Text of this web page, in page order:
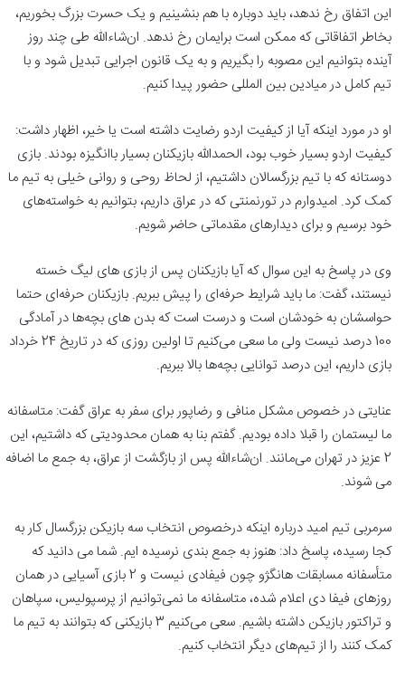
این اتفاق رخ ندهد، باید دوباره با هم بنشینیم و یک حسرت بزرگ بخوریم،
بخاطر اتفاقاتی که ممکن است برایمان رخ ندهد. ان‌شاءالله طی چند روز
آینده بتوانیم این مصوبه را بگیریم و به یک قانون اجرایی تبدیل شود و با
تیم کامل در میادین بین المللی حضور پیدا کنیم.
او در مورد اینکه آیا از کیفیت اردو رضایت داشته است یا خیر، اظهار داشت:
کیفیت اردو بسیار خوب بود، الحمدالله بازیکنان بسیار باانگیزه بودند. بازی
دوستانه که با تیم بزرگسالان داشتیم، از لحاظ روحی و روانی خیلی به تیم ما
کمک کرد. امیدوارم در تورنمنتی که در عراق داریم، بتوانیم به خواسته‌های
خود برسیم و برای دیدارهای مقدماتی حاضر شویم.
وی در پاسخ به این سوال که آیا بازیکنان پس از بازی های لیگ خسته
نیستند، گفت: ما باید شرایط حرفه‌ای را پیش ببریم. بازیکنان حرفه‌ای حتما
حواسشان به خودشان است و درست است که بدن های بچه‌ها در آمادگی
100 درصد نیست ولی ما سعی می‌کنیم تا اولین روزی که در تاریخ 24 خرداد
بازی داریم، این درصد توانایی بچه‌ها بالا ببریم.
عنایتی در خصوص مشکل منافی و رضاپور برای سفر به عراق گفت: متاسفانه
ما لیستمان را قبلا داده بودیم. گفتم بنا به همان محدودیتی که داشتیم، این
2 عزیز در تهران می‌مانند. ان‌شاءالله پس از بازگشت از عراق، به جمع ما اضافه
می شوند.
سرمربی تیم امید درباره اینکه درخصوص انتخاب سه بازیکن بزرگسال کار به
کجا رسیده، پاسخ داد: هنوز به جمع بندی نرسیده ایم. شما می دانید که
متأسفانه مسابقات هانگژو چون فیفادی نیست و 2 بازی آسیایی در همان
روزهای فیفا دی اعلام شده، متاسفانه ما نمی‌توانیم از پرسپولیس، سپاهان
و تراکتور بازیکن داشته باشیم. سعی می‌کنیم 3 بازیکنی که بتوانند به تیم ما
کمک کنند را از تیم‌های دیگر انتخاب کنیم.